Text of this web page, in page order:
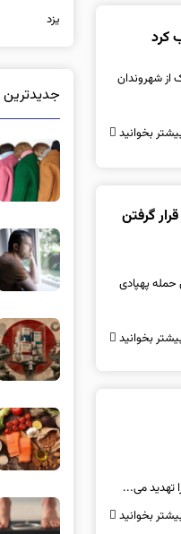
کرد
از شهروندان
بخوانید
گرفتن
حمله پهپادی
بخوانید
تهدید می...
بخوانید
یزد
جدیدترین